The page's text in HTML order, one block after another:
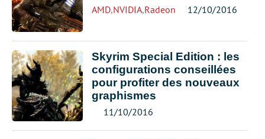
AMD,NVIDIA,Radeon 12/10/2016
Skyrim Special Edition : les
configurations conseillées
pour profiter des nouveaux
graphismes
11/10/2016